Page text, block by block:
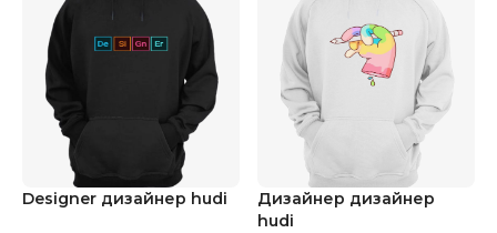
Designer дизайнер hudi
Дизайнер дизайнер
hudi